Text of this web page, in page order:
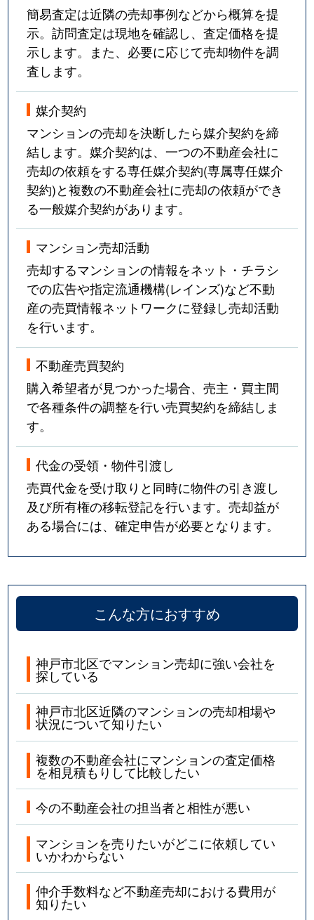
簡易査定は近隣の売却事例などから概算を提
示。訪問査定は現地を確認し、査定価格を提
示します。また、必要に応じて売却物件を調
査します。
媒介契約
マンションの売却を決断したら媒介契約を締
結します。媒介契約は、一つの不動産会社に
売却の依頼をする専任媒介契約(専属専任媒介
契約)と複数の不動産会社に売却の依頼ができ
る一般媒介契約があります。
マンション売却活動
売却するマンションの情報をネット・チラシ
での広告や指定流通機構(レインズ)など不動
産の売買情報ネットワークに登録し売却活動
を行います。
不動産売買契約
購入希望者が見つかった場合、売主・買主間
で各種条件の調整を行い売買契約を締結しま
す。
代金の受領・物件引渡し
売買代金を受け取りと同時に物件の引き渡し
及び所有権の移転登記を行います。売却益が
ある場合には、確定申告が必要となります。
こんな方におすすめ
神戸市北区でマンション売却に強い会社を
探している
神戸市北区近隣のマンションの売却相場や
状況について知りたい
複数の不動産会社にマンションの査定価格
を相見積もりして比較したい
今の不動産会社の担当者と相性が悪い
マンションを売りたいがどこに依頼してい
いかわからない
仲介手数料など不動産売却における費用が
知りたい